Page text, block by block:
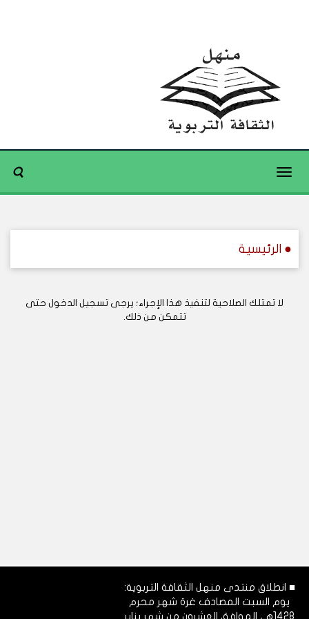
Toggle
● الرئيسية
لا تمتلك الصلاحية لتنفيذ هذا الإجراء؛ يرجى تسجيل الدخول حتى
تتمكن من ذلك.
■ انطلاق منتدى منهل الثقافة التربوية:
يوم السبت المصادف غرة شهر محرم
1428هـ، الموافق العشرون من شهر يناير